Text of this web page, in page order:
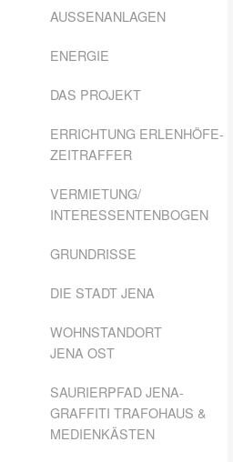
AUSSENANLAGEN
ENERGIE
DAS PROJEKT
ERRICHTUNG ERLENHÖFE-
ZEITRAFFER
VERMIETUNG/
INTERESSENTENBOGEN
GRUNDRISSE
DIE STADT JENA
WOHNSTANDORT
JENA OST
SAURIERPFAD JENA-
GRAFFITI TRAFOHAUS &
MEDIENKÄSTEN